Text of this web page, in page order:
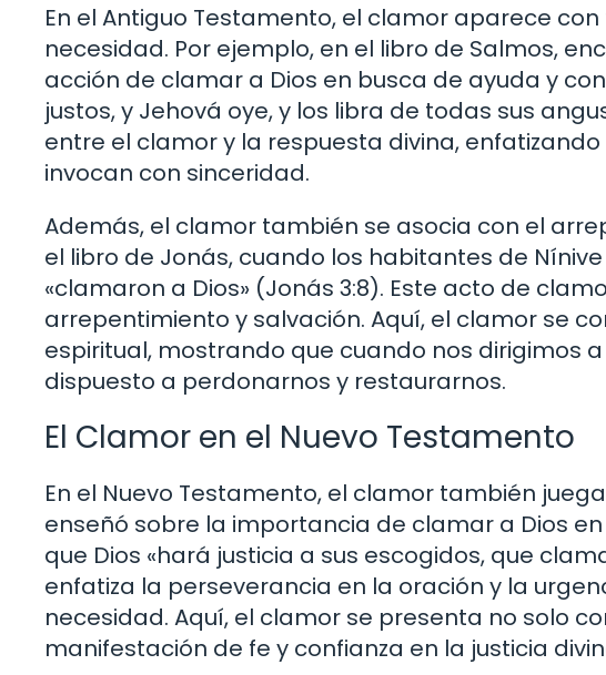
En el Antiguo Testamento, el clamor aparece
necesidad. Por ejemplo, en el libro de Salmos,
acción de clamar a Dios en busca de ayuda y
justos, y Jehová oye, y los libra de todas sus
entre el clamor y la respuesta divina,
invocan con sinceridad.
Además, el clamor también se asocia con el
el libro de Jonás, cuando los habitantes de
«clamaron a Dios» (Jonás 3:8). Este acto de
arrepentimiento y salvación. Aquí, el clamor se
espiritual, mostrando que cuando nos dirigimos a
dispuesto a perdonarnos y restaurarnos.
El Clamor en el Nuevo Testamento
En el Nuevo Testamento, el clamor también
enseñó sobre la importancia de clamar a Dios en
que Dios «hará justicia a sus escogidos, que
enfatiza la perseverancia en la oración y la
necesidad. Aquí, el clamor se presenta no solo
manifestación de fe y confianza en la justicia